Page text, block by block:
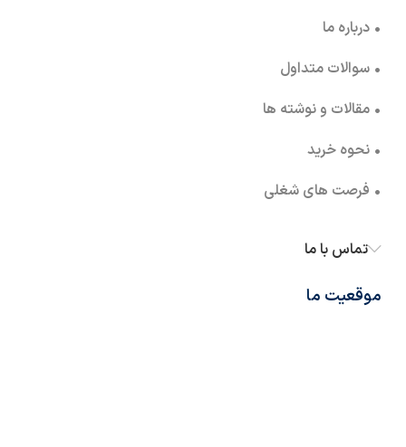
• درباره ما
• سوالات متداول
• مقالات و نوشته ها
• نحوه خرید
• فرصت های شغلی
تماس با ما
موقعیت ما